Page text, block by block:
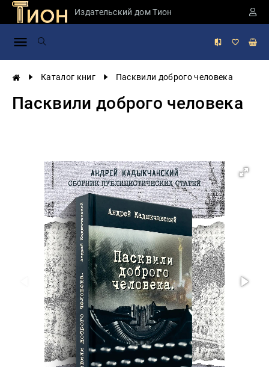
Издательский дом Тион
Каталог книг Пасквили доброго человека
Пасквили доброго человека
Занимательная
России
Мировая
история
приключения
Учебная
литература
будущего
Публицистика
Проза
Тайное и
непознанное
Образ
жизни
Философия